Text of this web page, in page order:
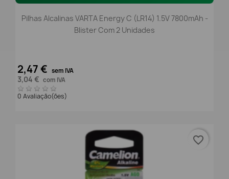
Pilhas Alcalinas VARTA Energy C (LR14) 1.5V 7800mAh -
Blister Com 2 Unidades
2,47 € sem IVA
3,04 € com IVA
0 Avaliação(ões)
favorite_border